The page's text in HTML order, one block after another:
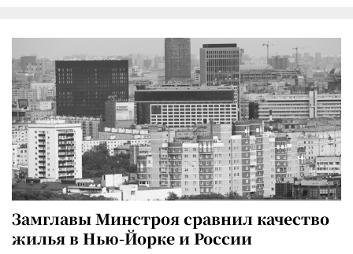
Замглавы Минстроя сравнил качество
жилья в Нью-Йорке и России